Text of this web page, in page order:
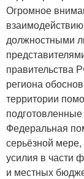
Огромное
должностными
правительства
региона
территории
Федеральная
серьёзной
усилия в части
и местных